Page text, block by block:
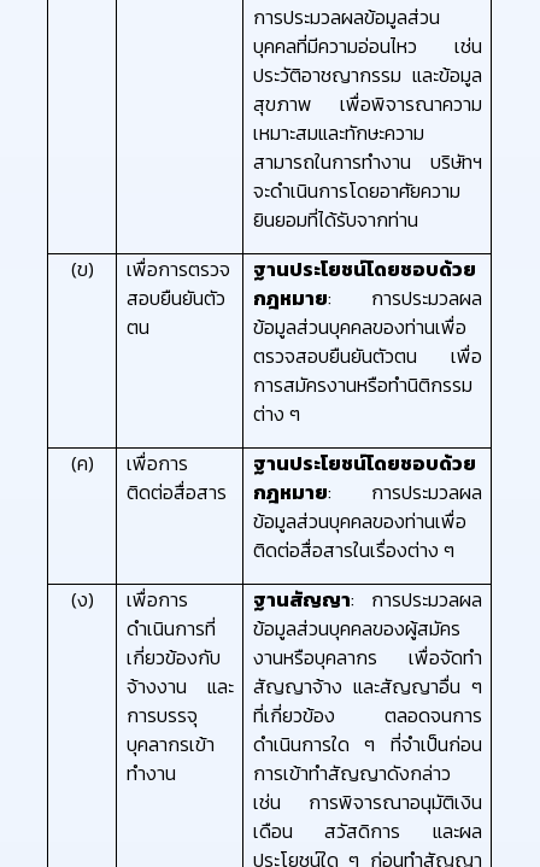
การประมวลผลข้อมูลส่วน
บุคคลที่มีความอ่อนไหว เช่น
ประวัติอาชญากรรม และข้อมูล
สุขภาพ เพื่อพิจารณาความ
เหมาะสมและทักษะความ
สามารถในการทำงาน บริษัทฯ
จะดำเนินการโดยอาศัยความ
ยินยอมที่ได้รับจากท่าน
(ข)
เพื่อการตรวจ
สอบยืนยันตัว
ตน
ฐานประโยชน์โดยชอบด้วย
กฎหมาย:
การประมวลผล
ข้อมูลส่วนบุคคลของท่านเพื่อ
ตรวจสอบยืนยันตัวตน เพื่อ
การสมัครงานหรือทำนิติกรรม
ต่าง ๆ
(ค)
เพื่อการ
ติดต่อสื่อสาร
ฐานประโยชน์โดยชอบด้วย
กฎหมาย: การประมวลผล
ข้อมูลส่วนบุคคลของท่านเพื่อ
ติดต่อสื่อสารในเรื่องต่าง ๆ
(ง)
เพื่อการ
ดำเนินการที่
เกี่ยวข้องกับ
จ้างงาน และ
การบรรจุ
บุคลากรเข้า
ทำงาน
ฐานสัญญา: การประมวลผล
ข้อมูลส่วนบุคคลของผู้สมัคร
งานหรือบุคลากร เพื่อจัดทำ
สัญญาจ้าง และสัญญาอื่น ๆ
ที่เกี่ยวข้อง ตลอดจนการ
ดำเนินการใด ๆ ที่จำเป็นก่อน
การเข้าทำสัญญาดังกล่าว
เช่น การพิจารณาอนุมัติเงิน
เดือน สวัสดิการ และผล
ประโยชน์ใด ๆ ก่อนทำสัญญา